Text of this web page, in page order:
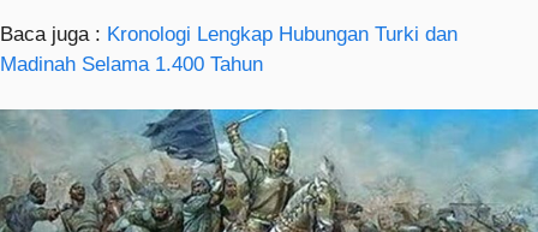
Baca juga : Kronologi Lengkap Hubungan Turki dan
Madinah Selama 1.400 Tahun